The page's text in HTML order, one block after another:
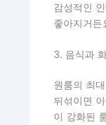
감성적인
좋아지거든
3. 음식과
원룸의 최
뒤섞이면
이 강화된